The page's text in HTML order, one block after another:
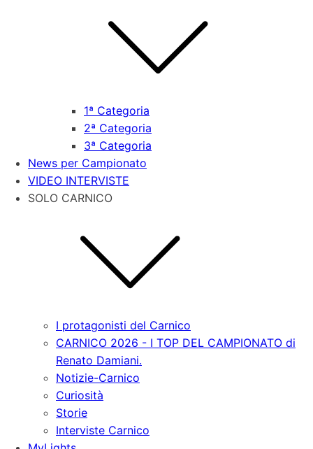
1ª Categoria
2ª Categoria
3ª Categoria
News per Campionato
VIDEO INTERVISTE
SOLO CARNICO
I protagonisti del Carnico
CARNICO 2026 - I TOP DEL CAMPIONATO di
Renato Damiani.
Notizie-Carnico
Curiosità
Storie
Interviste Carnico